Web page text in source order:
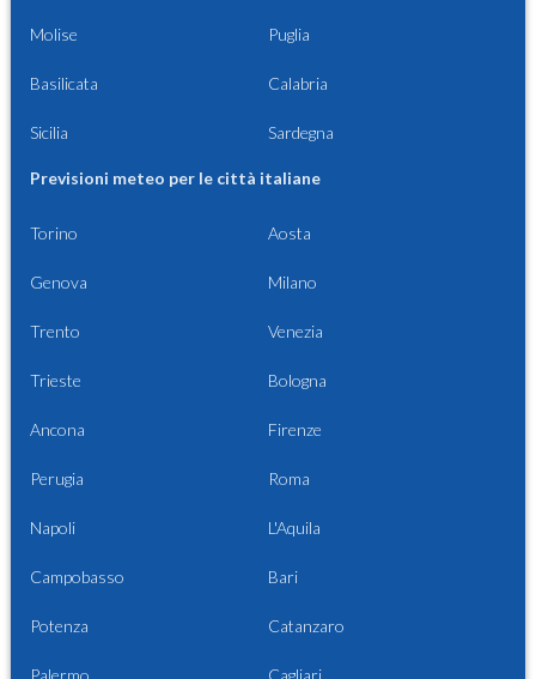
Molise Puglia
Basilicata Calabria
Sicilia Sardegna
Previsioni meteo per le città italiane
Torino Aosta
Genova Milano
Trento Venezia
Trieste Bologna
Ancona Firenze
Perugia Roma
Napoli L'Aquila
Campobasso Bari
Potenza Catanzaro